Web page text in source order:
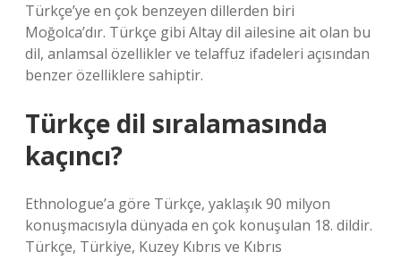
Türkçe’ye en çok benzeyen dillerden biri
Moğolca’dır. Türkçe gibi Altay dil ailesine ait olan bu
dil, anlamsal özellikler ve telaffuz ifadeleri açısından
benzer özelliklere sahiptir.
Türkçe dil sıralamasında
kaçıncı?
Ethnologue’a göre Türkçe, yaklaşık 90 milyon
konuşmacısıyla dünyada en çok konuşulan 18. dildir.
Türkçe, Türkiye, Kuzey Kıbrıs ve Kıbrıs